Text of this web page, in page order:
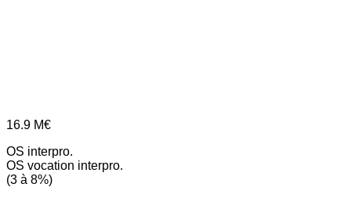
16.9 M€
OS interpro.
OS vocation interpro.
(3 à 8%)